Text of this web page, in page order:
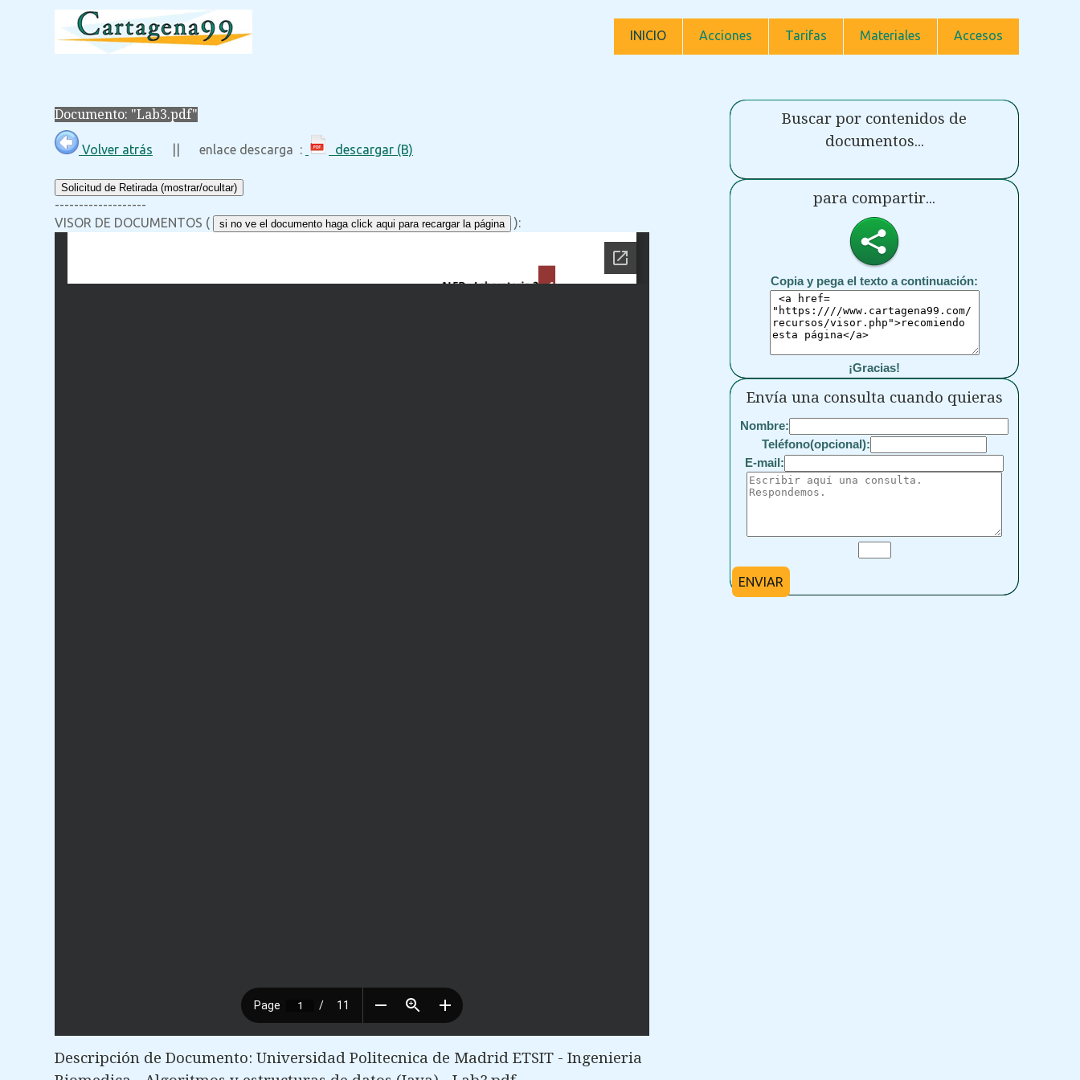
INICIO Acciones Tarifas Materiales Accesos
Documento: "Lab3.pdf"
Volver atrás || enlace descarga : descargar (B)
Solicitud de Retirada (mostrar/ocultar)
-------------------
VISOR DE DOCUMENTOS (
si no ve el documento haga click aqui para recargar la página ):
Descripción de Documento: Universidad Politecnica de Madrid ETSIT - Ingenieria
Buscar por contenidos de
documentos...
para compartir...
Copia y pega el texto a continuación:
¡Gracias!
Envía una consulta cuando quieras
Nombre:
Teléfono(opcional):
E-mail:
ENVIAR